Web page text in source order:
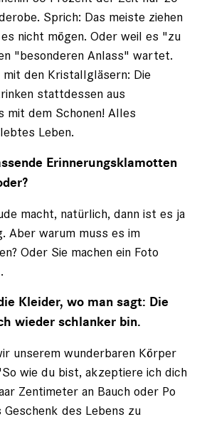
Sprich: Das meiste ziehen
nicht mögen. Oder weil es "zu
"besonderen Anlass" wartet.
den Kristallgläsern: Die
stattdessen aus
mit dem Schonen! Alles
Leben.
Erinnerungsklamotten
macht, natürlich, dann ist es ja
Aber warum muss es im
Oder Sie machen ein Foto
Kleider, wo man sagt: Die
wieder schlanker bin.
unserem wunderbaren Körper
wie du bist, akzeptiere ich dich
Zentimeter an Bauch oder Po
des Lebens zu